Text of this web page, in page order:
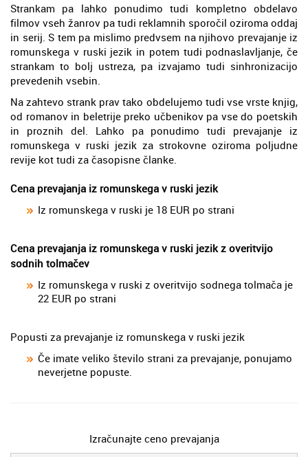
Strankam pa lahko ponudimo tudi kompletno obdelavo
filmov vseh žanrov pa tudi reklamnih sporočil oziroma oddaj
in serij. S tem pa mislimo predvsem na njihovo prevajanje iz
romunskega v ruski jezik in potem tudi podnaslavljanje, če
strankam to bolj ustreza, pa izvajamo tudi sinhronizacijo
prevedenih vsebin.
Na zahtevo strank prav tako obdelujemo tudi vse vrste knjig,
od romanov in beletrije preko učbenikov pa vse do poetskih
in proznih del. Lahko pa ponudimo tudi prevajanje iz
romunskega v ruski jezik za strokovne oziroma poljudne
revije kot tudi za časopisne članke.
Cena prevajanja iz romunskega v ruski jezik
Iz romunskega v ruski je 18 EUR po strani
Cena prevajanja iz romunskega v ruski jezik z overitvijo
sodnih tolmačev
Iz romunskega v ruski z overitvijo sodnega tolmača je
22 EUR po strani
Popusti za prevajanje iz romunskega v ruski jezik
Če imate veliko število strani za prevajanje, ponujamo
neverjetne popuste.
Izračunajte ceno prevajanja